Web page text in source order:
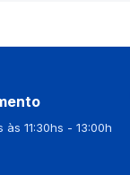
às 11:30hs - 13:00h